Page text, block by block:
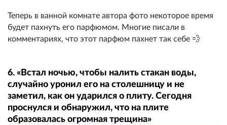
Теперь в ванной комнате автора фото некоторое время
будет пахнуть его парфюмом. Многие писали в
комментариях, что этот парфюм пахнет так себе 💨
6. «Встал ночью, чтобы налить стакан воды,
случайно уронил его на столешницу и не
заметил, как он ударился о плиту. Сегодня
проснулся и обнаружил, что на плите
образовалась огромная трещина»